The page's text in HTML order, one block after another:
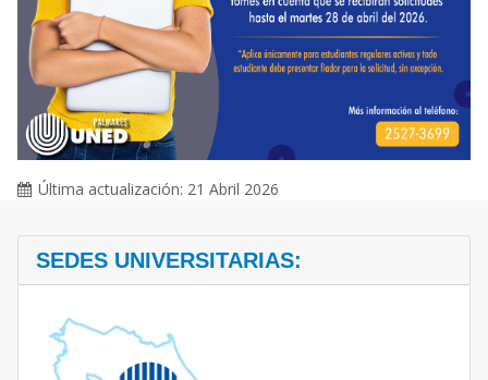
Última actualización: 21 Abril 2026
SEDES UNIVERSITARIAS: